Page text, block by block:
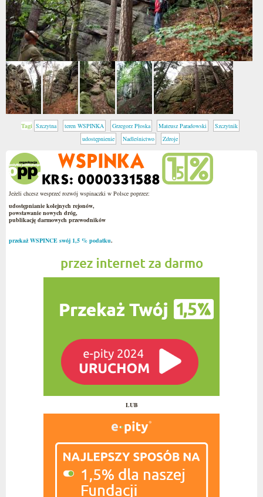
Tagi Szczytna teren WSPINKA Grzegorz Płoska Mateusz Paradowski
Szczytnik
udostępnienie
Nadleśnictwo Zdroje
Jeżeli chcesz wesprzeć rozwój wspinaczki w Polsce poprzez:
udostępnianie kolejnych rejonów,
powstawanie nowych dróg,
publikację darmowych przewodników
przekaż WSPINCE swój 1,5 % podatku.
LUB